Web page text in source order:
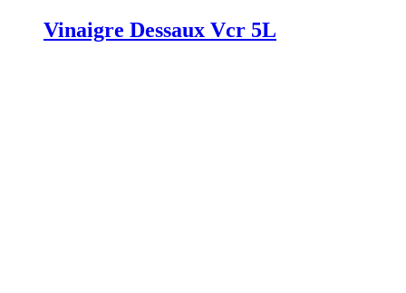
Vinaigre Dessaux Vcr 5L